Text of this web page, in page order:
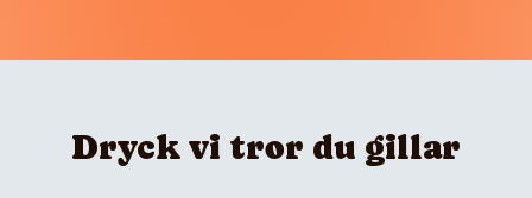
Dryck vi tror du gillar